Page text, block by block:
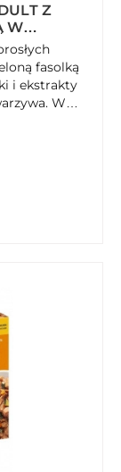
Z
W
fasolką
i ekstrakty
W